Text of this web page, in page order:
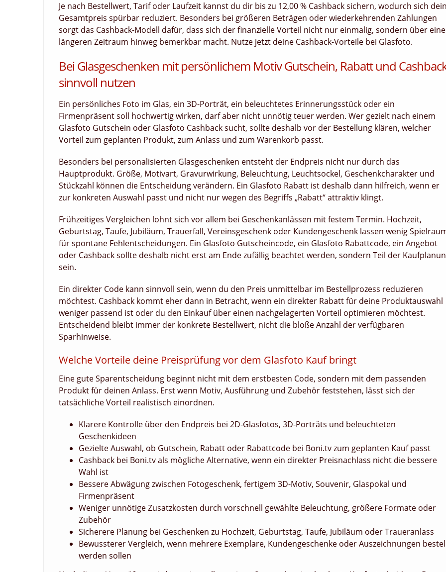
Je nach Bestellwert, Tarif oder Laufzeit kannst du dir bis zu 12,00 % Cashback sichern, wodurch sich
Gesamtpreis spürbar reduziert. Besonders bei größeren Beträgen oder wiederkehrenden Zahlungen
sorgt das Cashback-Modell dafür, dass sich der finanzielle Vorteil nicht nur einmalig, sondern über
längeren Zeitraum hinweg bemerkbar macht. Nutze jetzt deine Cashback-Vorteile bei Glasfoto.
Bei Glasgeschenken mit persönlichem Motiv Gutschein, Rabatt und
sinnvoll nutzen
Ein persönliches Foto im Glas, ein 3D-Porträt, ein beleuchtetes Erinnerungsstück oder ein
Firmenpräsent soll hochwertig wirken, darf aber nicht unnötig teuer werden. Wer gezielt nach einem
Glasfoto Gutschein oder Glasfoto Cashback sucht, sollte deshalb vor der Bestellung klären, welcher
Vorteil zum geplanten Produkt, zum Anlass und zum Warenkorb passt.
Besonders bei personalisierten Glasgeschenken entsteht der Endpreis nicht nur durch das
Hauptprodukt. Größe, Motivart, Gravurwirkung, Beleuchtung, Leuchtsockel, Geschenkcharakter und
Stückzahl können die Entscheidung verändern. Ein Glasfoto Rabatt ist deshalb dann hilfreich, wenn er
zur konkreten Auswahl passt und nicht nur wegen des Begriffs „Rabatt“ attraktiv klingt.
Frühzeitiges Vergleichen lohnt sich vor allem bei Geschenkanlässen mit festem Termin. Hochzeit,
Geburtstag, Taufe, Jubiläum, Trauerfall, Vereinsgeschenk oder Kundengeschenk lassen wenig
für spontane Fehlentscheidungen. Ein Glasfoto Gutscheincode, ein Glasfoto Rabattcode, ein Angebot
oder Cashback sollte deshalb nicht erst am Ende zufällig beachtet werden, sondern Teil der
sein.
Ein direkter Code kann sinnvoll sein, wenn du den Preis unmittelbar im Bestellprozess reduzieren
möchtest. Cashback kommt eher dann in Betracht, wenn ein direkter Rabatt für deine Produktauswahl
weniger passend ist oder du den Einkauf über einen nachgelagerten Vorteil optimieren möchtest.
Entscheidend bleibt immer der konkrete Bestellwert, nicht die bloße Anzahl der verfügbaren
Sparhinweise.
Welche Vorteile deine Preisprüfung vor dem Glasfoto Kauf bringt
Eine gute Sparentscheidung beginnt nicht mit dem erstbesten Code, sondern mit dem passenden
Produkt für deinen Anlass. Erst wenn Motiv, Ausführung und Zubehör feststehen, lässt sich der
tatsächliche Vorteil realistisch einordnen.
Klarere Kontrolle über den Endpreis bei 2D-Glasfotos, 3D-Porträts und beleuchteten
Geschenkideen
Gezielte Auswahl, ob Gutschein, Rabatt oder Rabattcode bei Boni.tv zum geplanten Kauf passt
Cashback bei Boni.tv als mögliche Alternative, wenn ein direkter Preisnachlass nicht die bessere
Wahl ist
Bessere Abwägung zwischen Fotogeschenk, fertigem 3D-Motiv, Souvenir, Glaspokal und
Firmenpräsent
Weniger unnötige Zusatzkosten durch vorschnell gewählte Beleuchtung, größere Formate oder
Zubehör
Sicherere Planung bei Geschenken zu Hochzeit, Geburtstag, Taufe, Jubiläum oder Traueranlass
Bewussterer Vergleich, wenn mehrere Exemplare, Kundengeschenke oder Auszeichnungen
werden sollen